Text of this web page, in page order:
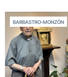
BARBASTRO-MONZÓN